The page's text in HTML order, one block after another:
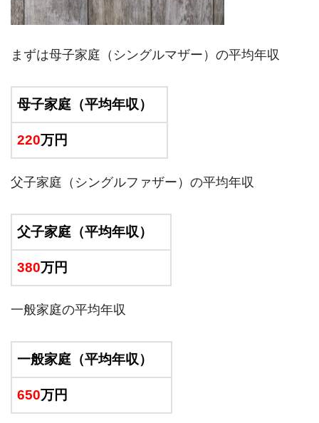
まずは母子家庭（シングルマザー）の平均年収
母子家庭（平均年収）
220万円
父子家庭（シングルファザー）の平均年収
父子家庭（平均年収）
380万円
一般家庭の平均年収
一般家庭（平均年収）
650万円